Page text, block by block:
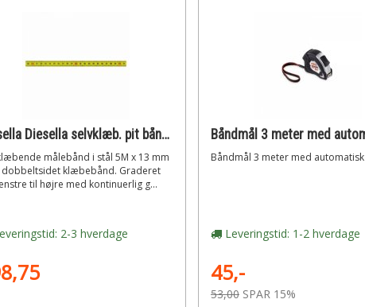
Diesella Diesella selvklæb. pit båndmål i stål 5mx13mm v-h graduering gul
målebånd i stål 5M x 13 mm
dobbeltsidet klæbebånd. Graderet
til højre med kontinuerlig g...
2-3 hverdage
Båndmål 3 meter med
Leveringstid: 1-2 hverdage
45,-
53,00 SPAR 15%